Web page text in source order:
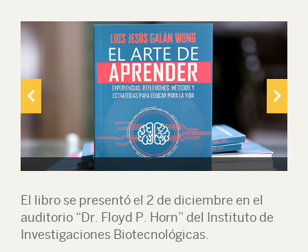
El libro se presentó el 2 de diciembre en el
auditorio “Dr. Floyd P. Horn” del Instituto de
Investigaciones Biotecnológicas.